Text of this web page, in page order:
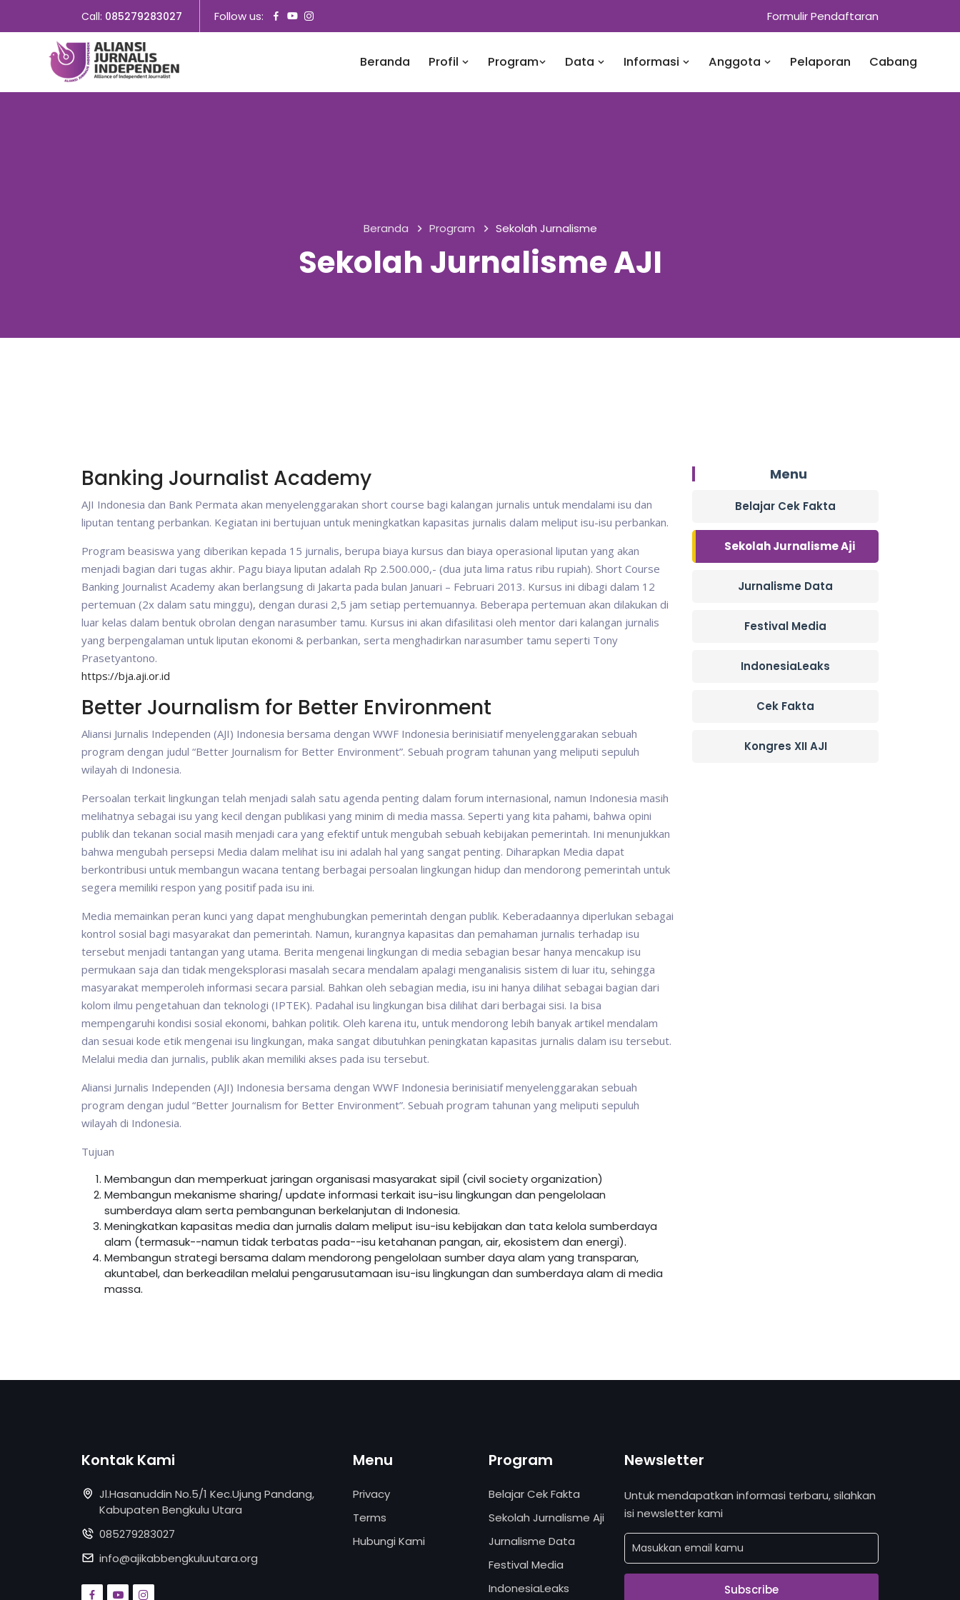
Call: 085279283027 Follow us: Formulir Pendaftaran
Beranda Profil Program Data Informasi Anggota Pelaporan Cabang
Beranda Program Sekolah Jurnalisme
Sekolah Jurnalisme AJI
Banking Journalist Academy
AJI Indonesia dan Bank Permata akan menyelenggarakan short course bagi kalangan jurnalis untuk mendalami isu dan
liputan tentang perbankan. Kegiatan ini bertujuan untuk meningkatkan kapasitas jurnalis dalam meliput isu-isu perbankan.
Program beasiswa yang diberikan kepada 15 jurnalis, berupa biaya kursus dan biaya operasional liputan yang akan
menjadi bagian dari tugas akhir. Pagu biaya liputan adalah Rp 2.500.000,- (dua juta lima ratus ribu rupiah). Short Course
Banking Journalist Academy akan berlangsung di Jakarta pada bulan Januari – Februari 2013. Kursus ini dibagi dalam 12
pertemuan (2x dalam satu minggu), dengan durasi 2,5 jam setiap pertemuannya. Beberapa pertemuan akan dilakukan di
luar kelas dalam bentuk obrolan dengan narasumber tamu. Kursus ini akan difasilitasi oleh mentor dari kalangan jurnalis
yang berpengalaman untuk liputan ekonomi & perbankan, serta menghadirkan narasumber tamu seperti Tony
Prasetyantono.
https://bja.aji.or.id
Better Journalism for Better Environment
Aliansi Jurnalis Independen (AJI) Indonesia bersama dengan WWF Indonesia berinisiatif menyelenggarakan sebuah
program dengan judul “Better Journalism for Better Environment”. Sebuah program tahunan yang meliputi sepuluh
wilayah di Indonesia.
Persoalan terkait lingkungan telah menjadi salah satu agenda penting dalam forum internasional, namun Indonesia masih
melihatnya sebagai isu yang kecil dengan publikasi yang minim di media massa. Seperti yang kita pahami, bahwa opini
publik dan tekanan social masih menjadi cara yang efektif untuk mengubah sebuah kebijakan pemerintah. Ini menunjukkan
bahwa mengubah persepsi Media dalam melihat isu ini adalah hal yang sangat penting. Diharapkan Media dapat
berkontribusi untuk membangun wacana tentang berbagai persoalan lingkungan hidup dan mendorong pemerintah untuk
segera memiliki respon yang positif pada isu ini.
Media memainkan peran kunci yang dapat menghubungkan pemerintah dengan publik. Keberadaannya diperlukan sebagai
kontrol sosial bagi masyarakat dan pemerintah. Namun, kurangnya kapasitas dan pemahaman jurnalis terhadap isu
tersebut menjadi tantangan yang utama. Berita mengenai lingkungan di media sebagian besar hanya mencakup isu
permukaan saja dan tidak mengeksplorasi masalah secara mendalam apalagi menganalisis sistem di luar itu, sehingga
masyarakat memperoleh informasi secara parsial. Bahkan oleh sebagian media, isu ini hanya dilihat sebagai bagian dari
kolom ilmu pengetahuan dan teknologi (IPTEK). Padahal isu lingkungan bisa dilihat dari berbagai sisi. Ia bisa
mempengaruhi kondisi sosial ekonomi, bahkan politik. Oleh karena itu, untuk mendorong lebih banyak artikel mendalam
dan sesuai kode etik mengenai isu lingkungan, maka sangat dibutuhkan peningkatan kapasitas jurnalis dalam isu tersebut.
Melalui media dan jurnalis, publik akan memiliki akses pada isu tersebut.
Aliansi Jurnalis Independen (AJI) Indonesia bersama dengan WWF Indonesia berinisiatif menyelenggarakan sebuah
program dengan judul “Better Journalism for Better Environment”. Sebuah program tahunan yang meliputi sepuluh
wilayah di Indonesia.
Tujuan
Membangun dan memperkuat jaringan organisasi masyarakat sipil (civil society organization)
Membangun mekanisme sharing/ update informasi terkait isu-isu lingkungan dan pengelolaan
sumberdaya alam serta pembangunan berkelanjutan di Indonesia.
Meningkatkan kapasitas media dan jurnalis dalam meliput isu-isu kebijakan dan tata kelola sumberdaya
alam (termasuk--namun tidak terbatas pada--isu ketahanan pangan, air, ekosistem dan energi).
Membangun strategi bersama dalam mendorong pengelolaan sumber daya alam yang transparan,
akuntabel, dan berkeadilan melalui pengarusutamaan isu-isu lingkungan dan sumberdaya alam di media
massa.
Menu
Belajar Cek Fakta
Sekolah Jurnalisme Aji
Jurnalisme Data
Festival Media
IndonesiaLeaks
Cek Fakta
Kongres XII AJI
Kontak Kami
Jl.Hasanuddin No.5/1 Kec.Ujung Pandang,
Kabupaten Bengkulu Utara
085279283027
info@ajikabbengkuluutara.org
Menu
Privacy
Terms
Hubungi Kami
Program
Belajar Cek Fakta
Sekolah Jurnalisme Aji
Jurnalisme Data
Festival Media
IndonesiaLeaks
Newsletter
Untuk mendapatkan informasi terbaru, silahkan
isi newsletter kami
Subscribe